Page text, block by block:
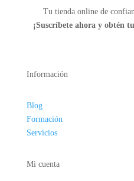
Tu tienda online de
¡Suscríbete ahora yobtén
Información
Blog
Formación
Servicios
Mi cuenta